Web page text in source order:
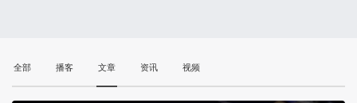
全部 播客 文章 资讯 视频